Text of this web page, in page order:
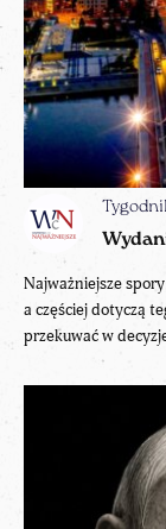
Najważniejsze
a częściej dotyczą
przekuwać w